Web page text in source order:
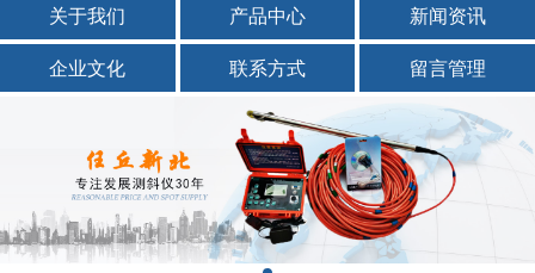
关于我们 产品中心
新闻资讯
企业文化
联系方式 留言管理